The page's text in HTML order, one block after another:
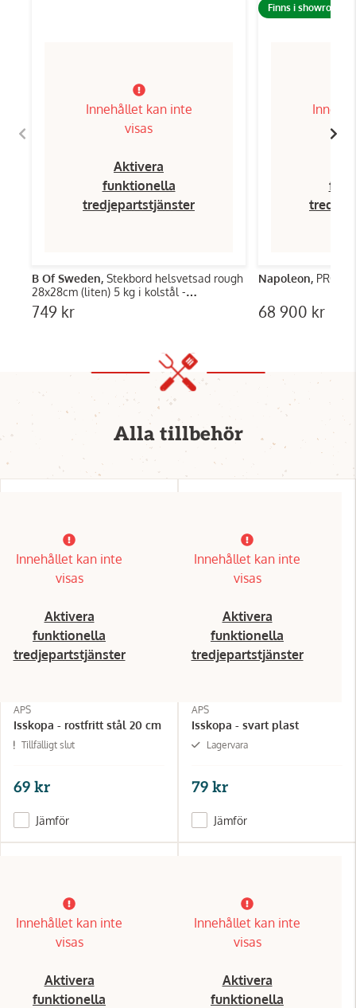
Innehållet kan inte
visas
Aktivera
funktionella
tredjepartstjänster
B Of Sweden, Stekbord helsvetsad rough
28x28cm (liten) 5 kg i kolstål -
Burgerstore
749 kr
Finns i showroom!
Napoleon, PRO
68 900 kr
Alla tillbehör
Innehållet kan inte
visas
Aktivera
funktionella
tredjepartstjänster
APS
Isskopa - rostfritt stål 20 cm
Tillfälligt slut
69 kr
Jämför
Innehållet kan inte
visas
Aktivera
funktionella
tredjepartstjänster
APS
Isskopa - svart plast
Lagervara
79 kr
Jämför
Innehållet kan inte
visas
Aktivera
funktionella
Innehållet kan inte
visas
Aktivera
funktionella